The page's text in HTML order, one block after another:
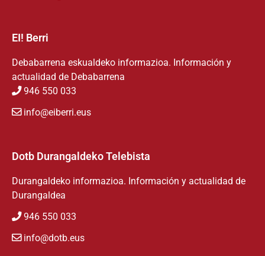
EI! Berri
Debabarrena eskualdeko informazioa. Información y
actualidad de Debabarrena
946 550 033
info@eiberri.eus
Dotb Durangaldeko Telebista
Durangaldeko informazioa. Información y actualidad de
Durangaldea
946 550 033
info@dotb.eus